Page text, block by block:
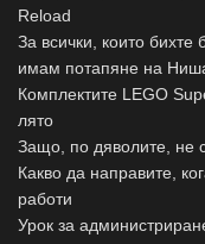
Reload
За всички, които бихте
имам потапяне на
Комплектите LEGO
лято
Защо, по дяволите, не
Какво да направите,
работи
Урок за